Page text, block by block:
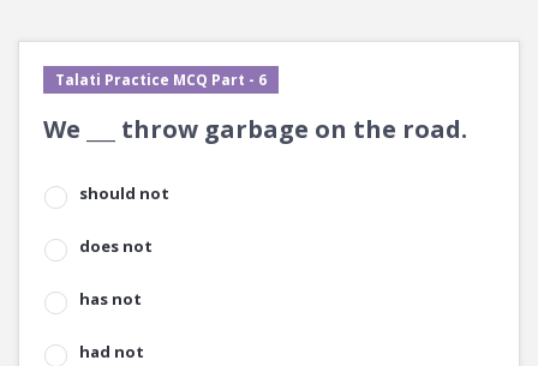
Talati Practice MCQ Part - 6
We ___ throw garbage on the road.
should not
does not
has not
had not